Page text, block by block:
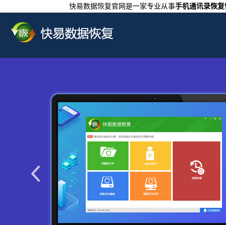
快易数据恢复官网是一家专业从事手机通讯录恢